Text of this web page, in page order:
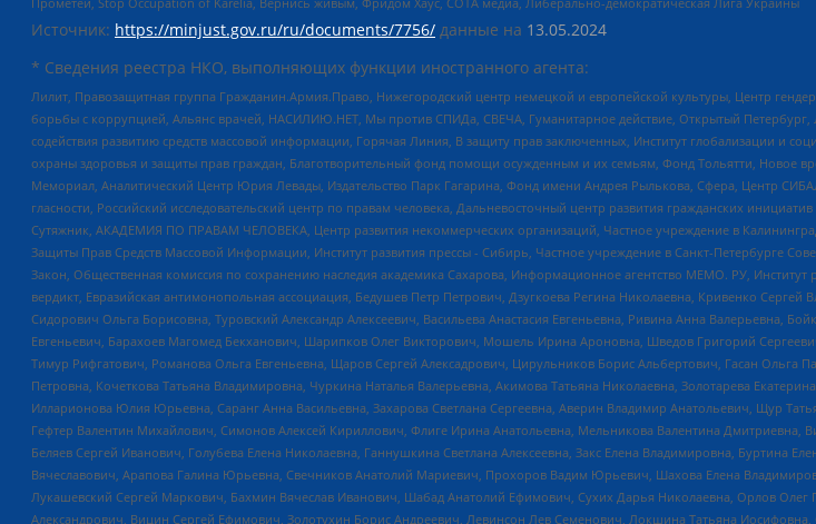
Источник: https://minjust.gov.ru/ru/documents/7756/ данные на 13.05.2024
* Сведения реестра НКО, выполняющих функции иностранного агента:
Лилит, Правозащитная группа Гражданин.Армия.Право, Нижегородский центр немецкой и европейской культуры, Центр
борьбы с коррупцией, Альянс врачей, НАСИЛИЮ.НЕТ, Мы против СПИДа, СВЕЧА, Гуманитарное действие, Открытый
содействия развитию средств массовой информации, Горячая Линия, В защиту прав заключенных, Институт глобализации и
охраны здоровья и защиты прав граждан, Благотворительный фонд помощи осужденным и их семьям, Фонд Тольятти, Новое
Мемориал, Аналитический Центр Юрия Левады, Издательство Парк Гагарина, Фонд имени Андрея Рылькова, Сфера, Центр
гласности, Российский исследовательский центр по правам человека, Дальневосточный центр развития гражданских
Сутяжник, АКАДЕМИЯ ПО ПРАВАМ ЧЕЛОВЕКА, Центр развития некоммерческих организаций, Частное учреждение в
Защиты Прав Средств Массовой Информации, Институт развития прессы - Сибирь, Частное учреждение в Санкт-Петербурге
Закон, Общественная комиссия по сохранению наследия академика Сахарова, Информационное агентство МЕМО. РУ,
вердикт, Евразийская антимонопольная ассоциация, Бедушев Петр Петрович, Дзугкоева Регина Николаевна, Кривенко
Сидорович Ольга Борисовна, Туровский Александр Алексеевич, Васильева Анастасия Евгеньевна, Ривина Анна Валерьевна,
Евгеньевич, Барахоев Магомед Бекханович, Шарипков Олег Викторович, Мошель Ирина Ароновна, Шведов Григорий
Тимур Рифгатович, Романова Ольга Евгеньевна, Щаров Сергей Алексадрович, Цирульников Борис Альбертович, Гасан
Петровна, Кочеткова Татьяна Владимировна, Чуркина Наталья Валерьевна, Акимова Татьяна Николаевна, Золотарева
Илларионова Юлия Юрьевна, Саранг Анна Васильевна, Захарова Светлана Сергеевна, Аверин Владимир Анатольевич, Щур
Гефтер Валентин Михайлович, Симонов Алексей Кириллович, Флиге Ирина Анатольевна, Мельникова Валентина
Беляев Сергей Иванович, Голубева Елена Николаевна, Ганнушкина Светлана Алексеевна, Закс Елена Владимировна, Буртина
Вячеславович, Арапова Галина Юрьевна, Свечников Анатолий Мариевич, Прохоров Вадим Юрьевич, Шахова Елена
Лукашевский Сергей Маркович, Бахмин Вячеслав Иванович, Шабад Анатолий Ефимович, Сухих Дарья Николаевна, Орлов
Александрович, Вицин Сергей Ефимович, Золотухин Борис Андреевич, Левинсон Лев Семенович, Локшина Татьяна